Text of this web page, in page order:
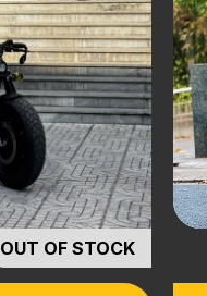
OUT OF STOCK